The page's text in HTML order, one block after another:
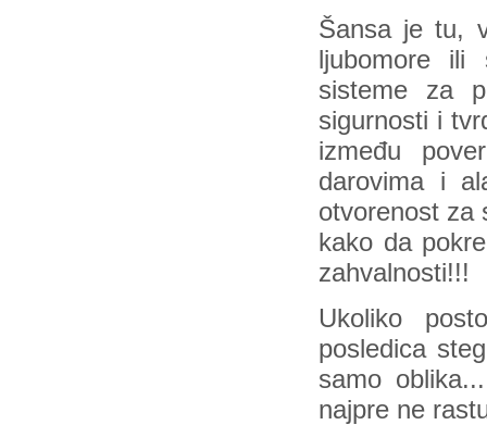
Šansa je tu,
ljubomore
sisteme za
sigurnosti i
između
darovima i
otvorenost za
kako da
zahvalnosti!!!
Ukoliko
posledica
samo
najpre ne